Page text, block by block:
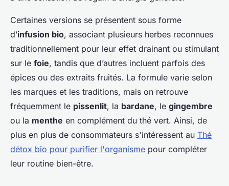
Certaines versions se présentent sous forme
d’infusion bio, associant plusieurs herbes reconnues
traditionnellement pour leur effet drainant ou stimulant
sur le foie, tandis que d’autres incluent parfois des
épices ou des extraits fruités. La formule varie selon
les marques et les traditions, mais on retrouve
fréquemment le pissenlit, la bardane, le gingembre
ou la menthe en complément du thé vert. Ainsi, de
plus en plus de consommateurs s'intéressent au Thé
détox bio pour purifier l'organisme pour compléter
leur routine bien-être.